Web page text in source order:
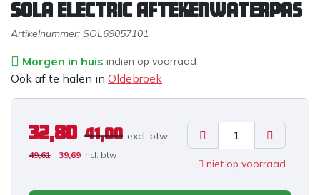
Sola Electric Aftekenwaterpas
Artikelnummer: SOL69057101
Morgen in huis indien op voorraad
Ook af te halen in Oldebroek
32,80 41,00 excl. btw
49,61 39,69 incl. btw
niet op voorraad